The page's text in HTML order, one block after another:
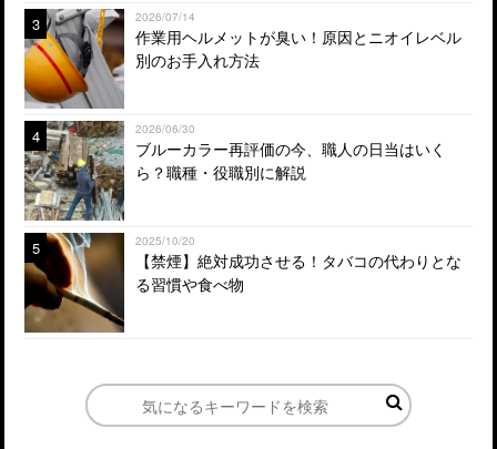
3 2026/07/14
作業用ヘルメットが臭い！原因とニオイレベル
別のお手入れ方法
4 2026/06/30
ブルーカラー再評価の今、職人の日当はいく
ら？職種・役職別に解説
5 2025/10/20
【禁煙】絶対成功させる！タバコの代わりとな
る習慣や食べ物